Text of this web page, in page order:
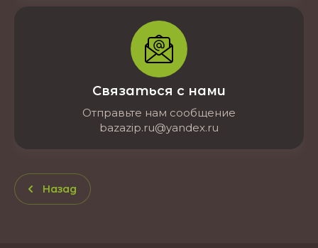
Связаться с нами
Отправьте нам сообщение
bazazip.ru@yandex.ru
Назад